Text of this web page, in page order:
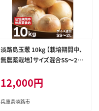
淡路島玉葱 10kg 【栽培期間中、
無農薬栽培】サイズ混合SS～2L
12,000円
兵庫県淡路市